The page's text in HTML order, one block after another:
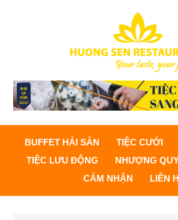
BUFFET HẢI SẢN TIỆC CƯỚI
TIỆC LƯU ĐỘNG
NHƯỢNG
CẢM NHẬN
LIÊN